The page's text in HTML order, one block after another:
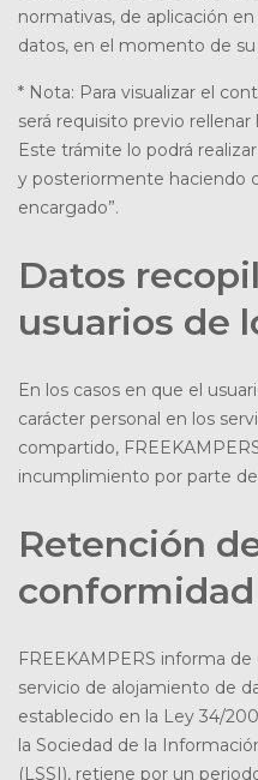
normativas, de aplicación
datos, en el momento de
* Nota: Para visualizar el
será requisito previo
Este trámite lo podrá
y posteriormente haciendo
encargado”.
Datos
usuarios de
En los casos en que el
carácter personal en los
compartido,
incumplimiento por parte
Retención
conformidad
FREEKAMPERS informa
servicio de alojamiento de
establecido en la Ley 34/
la Sociedad de la
(LSSI), retiene por un